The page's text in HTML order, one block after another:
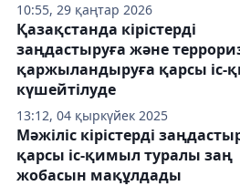
10:55, 29 қаңтар 2026
13:12, 04 қыркүйек 2025
Қазақстанда кірістерді
заңдастыруға және
қаржыландыруға қарсы іс-
күшейтілуде
Мәжіліс кірістерді
қарсы іс-қимыл туралы заң
жобасын мақұлдады